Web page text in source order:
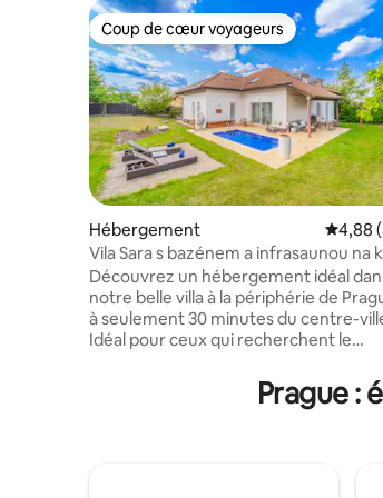
Coup de cœur voyageurs
Coup de cœur voyageurs
Hébergement
4,88
Vila Sara s bazénem a infrasaunou na
Prahy
Découvrez un hébergement idéal
notre belle villa à la périphérie de
à seulement 30 minutes du centre-
Idéal pour ceux qui recherchent le
pour se détendre, une piscine
rafraîchissante de 6x3 mètres, un
Prague :